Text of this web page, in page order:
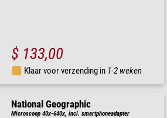
$ 133,00
Klaar voor verzending in 1-2 weken
National Geographic
Microscoop 40x-640x, incl. smartphoneadapter